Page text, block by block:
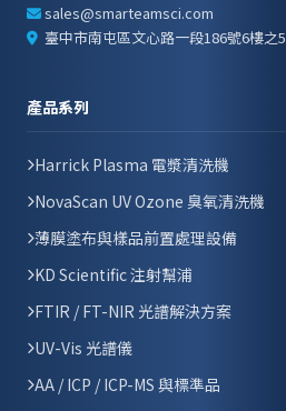
sales@smarteamsci.com
臺中市南屯區文心路一段186號6樓之5
產品系列
Harrick Plasma 電漿清洗機
NovaScan UV Ozone 臭氧清洗機
薄膜塗布與樣品前置處理設備
KD Scientific 注射幫浦
FTIR / FT-NIR 光譜解決方案
UV-Vis 光譜儀
AA / ICP / ICP-MS 與標準品